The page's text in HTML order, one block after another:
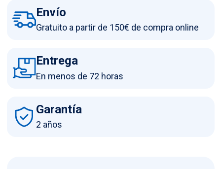
Envío
Gratuito a partir de 150€ de compra online
Entrega
En menos de 72 horas
Garantía
2 años